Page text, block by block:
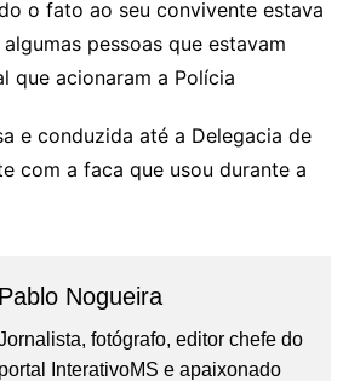
o fato ao seu convivente estava
pessoas que estavam
que acionaram a Polícia
e conduzida até a Delegacia de
com a faca que usou durante a
Pablo Nogueira
fotógrafo, editor chefe do
portal InterativoMS e apaixonado